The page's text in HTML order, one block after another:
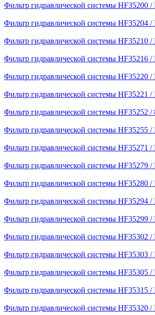
Фильтр гидравлической системы HF35200 /
Фильтр гидравлической системы HF35204 /
Фильтр гидравлической системы HF35210 /
Фильтр гидравлической системы HF35216 /
Фильтр гидравлической системы HF35220 /
Фильтр гидравлической системы HF35221 /
Фильтр гидравлической системы HF35252 /
Фильтр гидравлической системы HF35255 /
Фильтр гидравлической системы HF35271 /
Фильтр гидравлической системы HF35279 /
Фильтр гидравлической системы HF35280 /
Фильтр гидравлической системы HF35294 /
Фильтр гидравлической системы HF35299 /
Фильтр гидравлической системы HF35302 /
Фильтр гидравлической системы HF35303 /
Фильтр гидравлической системы HF35305 /
Фильтр гидравлической системы HF35315 /
Фильтр гидравлической системы HF35320 /